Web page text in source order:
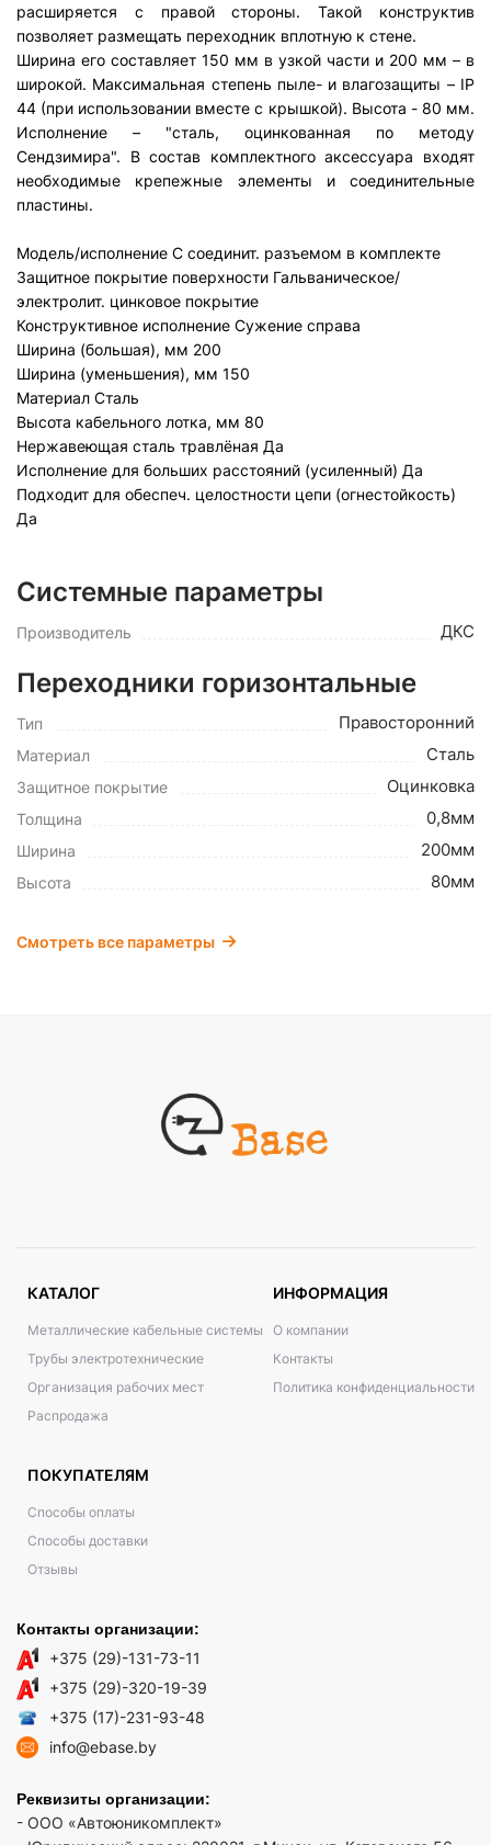
расширяется с правой стороны. Такой конструктив
позволяет размещать переходник вплотную к стене.
Ширина его составляет 150 мм в узкой части и 200 мм – в
широкой. Максимальная степень пыле- и влагозащиты – IP
44 (при использовании вместе с крышкой). Высота - 80 мм.
Исполнение – "сталь, оцинкованная по методу
Сендзимира". В состав комплектного аксессуара входят
необходимые крепежные элементы и соединительные
пластины.
Модель/исполнение С соединит. разъемом в комплекте
Защитное покрытие поверхности Гальваническое/
электролит. цинковое покрытие
Конструктивное исполнение Сужение справа
Ширина (большая), мм 200
Ширина (уменьшения), мм 150
Материал Сталь
Высота кабельного лотка, мм 80
Нержавеющая сталь травлёная Да
Исполнение для больших расстояний (усиленный) Да
Подходит для обеспеч. целостности цепи (огнестойкость)
Да
Системные параметры
Производитель ДКС
Переходники горизонтальные
Тип Правосторонний
Материал Сталь
Защитное покрытие Оцинковка
Толщина 0,8мм
Ширина 200мм
Высота 80мм
Смотреть все параметры
КАТАЛОГ
Металлические кабельные системы
Трубы электротехнические
Организация рабочих мест
Распродажа
ИНФОРМАЦИЯ
О компании
Контакты
Политика конфиденциальности
ПОКУПАТЕЛЯМ
Способы оплаты
Способы доставки
Отзывы
Контакты организации:
+375 (29)-131-73-11
+375 (29)-320-19-39
+375 (17)-231-93-48
info@ebase.by
Реквизиты организации:
- ООО «Автоюникомплект»